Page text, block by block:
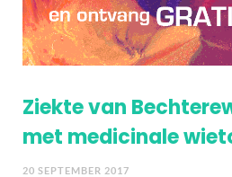
Ziekte van
met medicinale
20 SEPTEMBER 2017